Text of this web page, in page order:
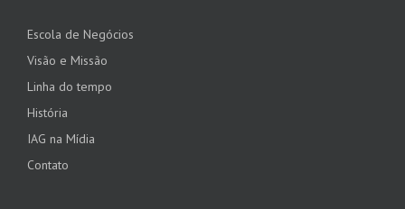
Escola de Negócios
Visão e Missão
Linha do tempo
História
IAG na Mídia
Contato